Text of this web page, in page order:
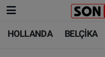
HOLLANDA BELÇİKA
HOLLANDA
HOLLANDA
Nöbetçi Eczaneler